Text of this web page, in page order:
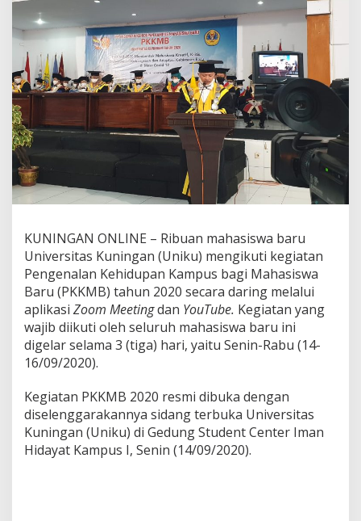
KUNINGAN ONLINE – Ribuan mahasiswa baru
Universitas Kuningan (Uniku) mengikuti kegiatan
Pengenalan Kehidupan Kampus bagi Mahasiswa
Baru (PKKMB) tahun 2020 secara daring melalui
aplikasi Zoom Meetingdan YouTube. Kegiatan yang
wajib diikuti oleh seluruh mahasiswa baru ini
digelar selama 3 (tiga) hari, yaitu Senin-Rabu (14-
16/09/2020).
Kegiatan PKKMB 2020 resmi dibuka dengan
diselenggarakannya sidang terbuka Universitas
Kuningan (Uniku) di Gedung Student Center Iman
Hidayat Kampus I, Senin (14/09/2020).